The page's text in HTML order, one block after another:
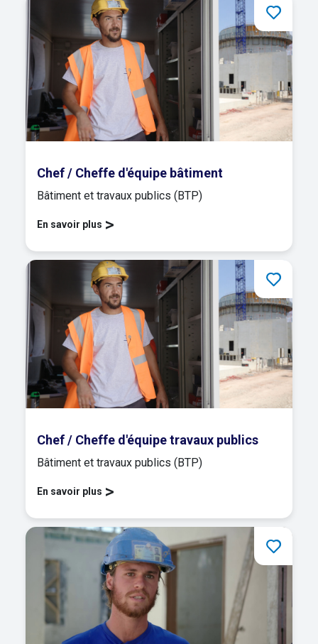
Chef / Cheffe d'équipe bâtiment
Bâtiment et travaux publics (BTP)
En savoir plus >
Chef / Cheffe d'équipe travaux publics
Bâtiment et travaux publics (BTP)
En savoir plus >